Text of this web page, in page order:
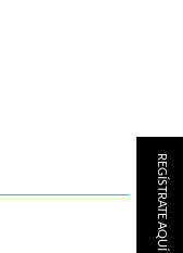
REGÍSTRATE AQUÍ